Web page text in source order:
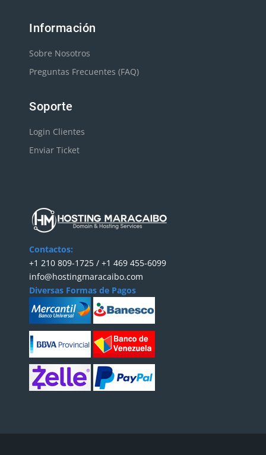
Información
Sobre Nosotros
Preguntas Frecuentes (FAQ)
Soporte
Login Clientes
Enviar Ticket
Contactos:
+1 210 809-1725 / +1 469 455-6099
info@hostingmaracaibo.com
Diversas Formas de Pagos